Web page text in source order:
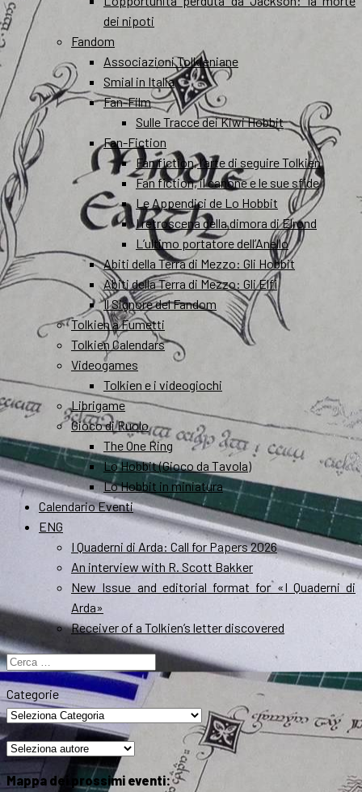
dei nipoti
Fandom
Associazioni Tolkieniane
Smial in Italia
Fan-Film
Sulle Tracce dei Kiwi Hobbit
Fan-Fiction
Fan fiction, l’arte di seguire Tolkien
Fan fiction, il canone e le sue sfide
Le Appendici de Lo Hobbit
I retroscena della dimora di Elrond
L’ultimo portatore dell’Anello
Abiti della Terra di Mezzo: Gli Hobbit
Abiti della Terra di Mezzo: Gli Elfi
Il Signore del Fandom
Tolkien a Fumetti
Tolkien Calendars
Videogames
Tolkien e i videogiochi
Librigame
Gioco di Ruolo
The One Ring
Lo Hobbit (Gioco da Tavola)
Lo Hobbit in miniatura
Calendario Eventi
ENG
I Quaderni di Arda: Call for Papers 2026
An interview with R. Scott Bakker
New Issue and editorial format for «I Quaderni di
Arda»
Receiver of a Tolkien’s letter discovered
Ricerca
per:
Categorie
Mappa dei prossimi eventi: